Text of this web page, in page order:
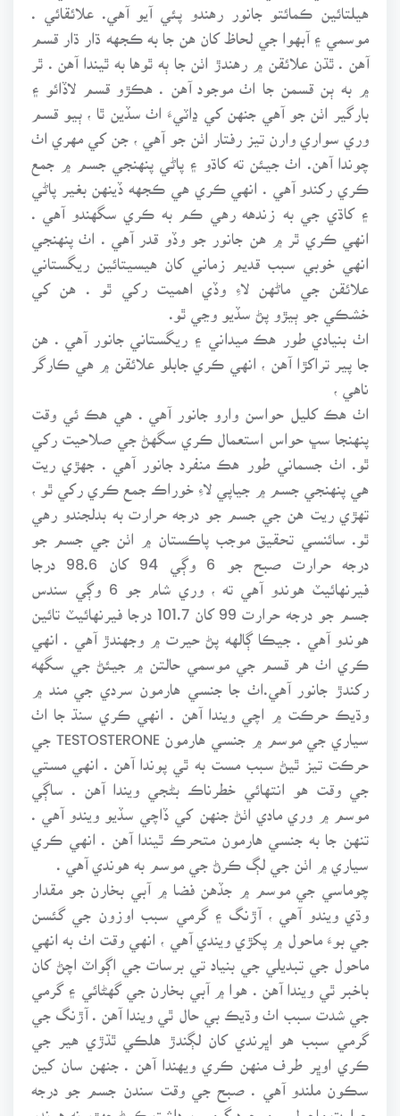
هيلتائين ڪمائتو جانور رهندو پئي آيو آهي. علائقائي .
موسمي ۽ آبهوا جي لحاظ کان هن جا به ڪجهه ڌار ڌار قسم
آهن . ٿڌن علائقن ۾ رهندڙ اٺن جا ٻه ٿوها به ٿيندا آهن . ٿر
۾ به ٻن قسمن جا اٺ موجود آهن . هڪڙو قسم لاڏائو ۽
بارگير اٺن جو آهي جنهن کي ڍاٽيءَ اٺ سڏين ٿا ، ٻيو قسم
وري سواري وارن تيز رفتار اٺن جو آهي ، جن کي مهري اٺ
چوندا آهن. اٺ جيئن ته کاڌو ۽ پاڻي پنهنجي جسم ۾ جمع
ڪري رکندو آهي . انهي ڪري هي ڪجهه ڏينهن بغير پاڻي
۽ کاڌي جي به زندهه رهي ڪم به ڪري سگهندو آهي .
انهي ڪري ٿر ۾ هن جانور جو وڏو قدر آهي . اٺ پنهنجي
انهي خوبي سبب قديم زماني کان هيسيتائين ريگستاني
علائقن جي ماڻهن لاءِ وڏي اهميت رکي ٿو . هن کي
خشڪي جو ٻيڙو پڻ سڏيو وڃي ٿو.
اٺ بنيادي طور هڪ ميداني ۽ ريگستاني جانور آهي . هن
جا پير تراکڙا آهن ، انهي ڪري جابلو علائقن ۾ هي ڪارگر
ناهي ،
اٺ هڪ کليل حواسن وارو جانور آهي . هي هڪ ئي وقت
پنهنجا سڀ حواس استعمال ڪري سگهڻ جي صلاحيت رکي
ٿو. اٺ جسماني طور هڪ منفرد جانور آهي . جهڙي ريت
هي پنهنجي جسم ۾ جياپي لاءِ خوراڪ جمع ڪري رکي ٿو ،
تهڙي ريت هن جي جسم جو درجه حرارت به بدلجندو رهي
ٿو. سائنسي تحقيق موجب پاڪستان ۾ اٺن جي جسم جو
درجه حرارت صبح جو 6 وڳي 94 کان 98.6 درجا
فيرنهائيٽ هوندو آهي ته ، وري شام جو 6 وڳي سندس
جسم جو درجه حرارت 99 کان 101.7 درجا فيرنهائيٽ تائين
هوندو آهي . جيڪا ڳالهه پڻ حيرت ۾ وجهندڙ آهي . انهي
ڪري اٺ هر قسم جي موسمي حالتن ۾ جيئڻ جي سگهه
رکندڙ جانور آهي.اٺ جا جنسي هارمون سردي جي مند ۾
وڌيڪ حرڪت ۾ اچي ويندا آهن . انهي ڪري سنڌ جا اٺ
حرڪت تيز ٿيڻ سبب مست به ٿي پوندا آهن . انهي مستي
جي وقت هو انتهائي خطرناڪ بڻجي ويندا آهن . ساڳي
موسم ۾ وري مادي اٺڻ جنهن کي ڏاچي سڏيو ويندو آهي .
تنهن جا به جنسي هارمون متحرڪ ٿيندا آهن . انهي ڪري
سياري ۾ اٺن جي لڳ ڪرڻ جي موسم به هوندي آهي .
چوماسي جي موسم ۾ جڏهن فضا ۾ آبي بخارن جو مقدار
وڌي ويندو آهي ، آڙنگ ۽ گرمي سبب اوزون جي گئسن
جي بوءَ ماحول ۾ پکڙي ويندي آهي ، انهي وقت اٺ به انهي
ماحول جي تبديلي جي بنياد تي برسات جي اڳواٽ اچڻ کان
باخبر ٿي ويندا آهن . هوا ۾ آبي بخارن جي گهڻائي ۽ گرمي
جي شدت سبب اٺ وڌيڪ بي حال ٿي ويندا آهن . آڙنگ جي
گرمي سبب هو اڀرندي کان لڳندڙ هلڪي ٿڌڙي هير جي
ڪري اوڀر طرف منهن ڪري ويهندا آهن . جنهن سان کين
سڪون ملندو آهي . صبح جي وقت سندن جسم جو درجه
حرارت ماحول ۾ موجود گرمي برداشت ڪرڻ جهڙو نه هوندو